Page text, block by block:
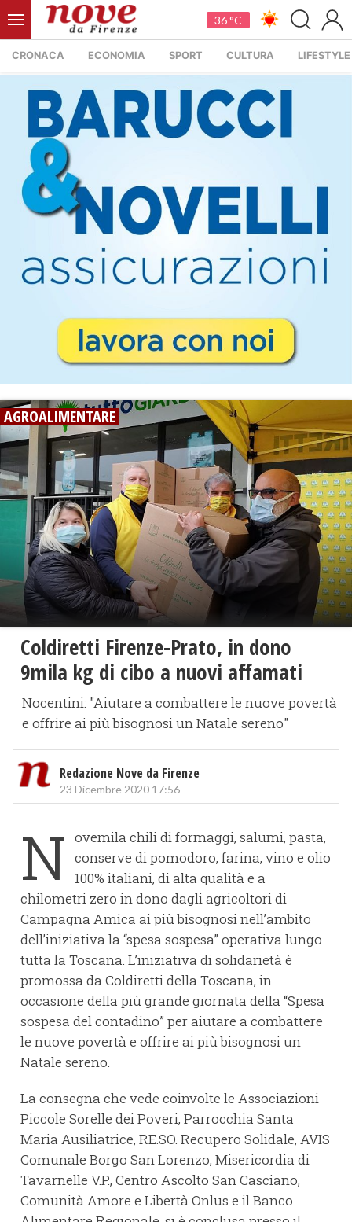
36 °C
CRONACA ECONOMIA SPORT CULTURA LIFESTYLE
AGROALIMENTARE
Coldiretti Firenze-Prato, in dono
9mila kg di cibo a nuovi affamati
Nocentini: "Aiutare a combattere le nuove povertà
e offrire ai più bisognosi un Natale sereno"
Redazione Nove da Firenze
23 Dicembre 2020 17:56
N ovemila chili di formaggi, salumi, pasta,
conserve di pomodoro, farina, vino e olio
100% italiani, di alta qualità e a
chilometri zero in dono dagli agricoltori di
Campagna Amica ai più bisognosi nell’ambito
dell’iniziativa la “spesa sospesa” operativa lungo
tutta la Toscana. L’iniziativa di solidarietà è
promossa da Coldiretti della Toscana, in
occasione della più grande giornata della “Spesa
sospesa del contadino” per aiutare a combattere
le nuove povertà e offrire ai più bisognosi un
Natale sereno.
La consegna che vede coinvolte le Associazioni
Piccole Sorelle dei Poveri, Parrocchia Santa
Maria Ausiliatrice, RE.SO. Recupero Solidale, AVIS
Comunale Borgo San Lorenzo, Misericordia di
Tavarnelle V.P., Centro Ascolto San Casciano,
Comunità Amore e Libertà Onlus e il Banco